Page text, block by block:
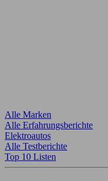
Alle Marken
Alle Erfahrungsberichte
Elektroautos
Alle Testberichte
Top 10 Listen